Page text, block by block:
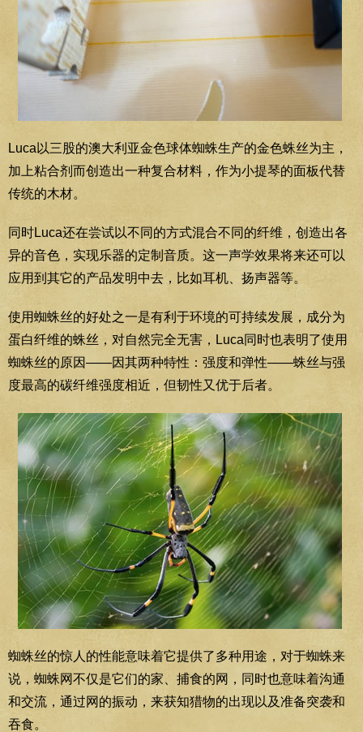
Luca以三股的澳大利亚金色球体蜘蛛生产的金色蛛丝为主，
加上粘合剂而创造出一种复合材料，作为小提琴的面板代替
传统的木材。
同时Luca还在尝试以不同的方式混合不同的纤维，创造出各
异的音色，实现乐器的定制音质。这一声学效果将来还可以
应用到其它的产品发明中去，比如耳机、扬声器等。
使用蜘蛛丝的好处之一是有利于环境的可持续发展，成分为
蛋白纤维的蛛丝，对自然完全无害，Luca同时也表明了使用
蜘蛛丝的原因——因其两种特性：强度和弹性——蛛丝与强
度最高的碳纤维强度相近，但韧性又优于后者。
蜘蛛丝的惊人的性能意味着它提供了多种用途，对于蜘蛛来
说，蜘蛛网不仅是它们的家、捕食的网，同时也意味着沟通
和交流，通过网的振动，来获知猎物的出现以及准备突袭和
吞食。